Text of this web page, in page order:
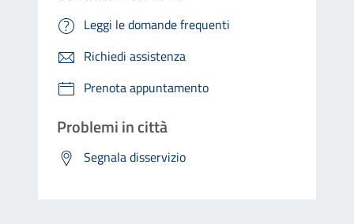
Leggi le domande frequenti
Richiedi assistenza
Prenota appuntamento
Problemi in città
Segnala disservizio